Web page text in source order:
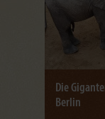
Die
Berlin